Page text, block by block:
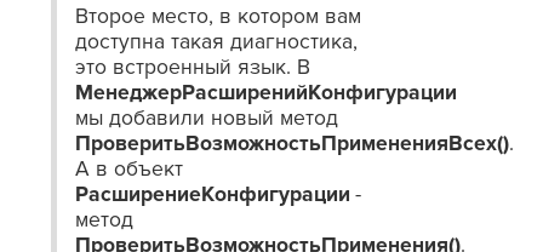
Второе место, в котором вам
доступна такая диагностика,
это встроенный язык. В
МенеджерРасширенийКонфигурации
мы добавили новый метод
ПроверитьВозможностьПримененияВсех().
А в объект
РасширениеКонфигурации-
метод
ПроверитьВозможностьПрименения().